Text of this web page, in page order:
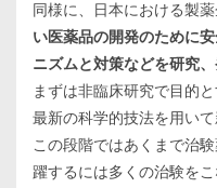
同様に、日本における製
い医薬品の開発のために
ニズムと対策などを研究
まずは非臨床研究で目的
最新の科学的技法を用い
この段階ではあくまで治
躍するには多くの治験を